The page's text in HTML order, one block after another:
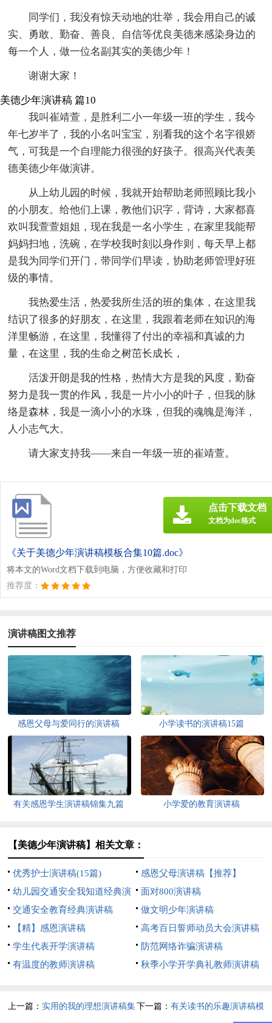
同学们，我没有惊天动地的壮举，我会用自己的诚
实、勇敢、勤奋、善良、自信等优良美德来感染身边的
每一个人，做一位名副其实的美德少年！
谢谢大家！
美德少年演讲稿 篇10
我叫崔靖萱，是胜利二小一年级一班的学生，我今
年七岁半了，我的小名叫宝宝，别看我的这个名字很娇
气，可我是一个自理能力很强的好孩子。很高兴代表美
德美德少年做演讲。
从上幼儿园的时候，我就开始帮助老师照顾比我小
的小朋友。给他们上课，教他们识字，背诗，大家都喜
欢叫我萱萱姐姐，现在我是一名小学生，在家里我能帮
妈妈扫地，洗碗，在学校我时刻以身作则，每天早上都
是我为同学们开门，带同学们早读，协助老师管理好班
级的事情。
我热爱生活，热爱我所生活的班的集体，在这里我
结识了很多的好朋友，在这里，我跟着老师在知识的海
洋里畅游，在这里，我懂得了付出的幸福和真诚的力
量，在这里，我的生命之树茁长成长，
活泼开朗是我的性格，热情大方是我的风度，勤奋
努力是我一贯的作风，我是一片小小的叶子，但我的脉
络是森林，我是一滴小小的水珠，但我的魂魄是海洋，
人小志气大。
请大家支持我——来自一年级一班的崔靖萱。
《关于美德少年演讲稿模板合集10篇.doc》
将本文的Word文档下载到电脑，方便收藏和打印
推荐度：
点击下载文档
文档为doc格式
演讲稿图文推荐
感恩父母与爱同行的演讲稿 小学读书的演讲稿15篇
有关感恩学生演讲稿锦集九篇 小学爱的教育演讲稿
【美德少年演讲稿】相关文章：
优秀护士演讲稿(15篇)
感恩父母演讲稿【推荐】
幼儿园交通安全我知道经典演
讲稿
面对800演讲稿
交通安全教育经典演讲稿
做文明少年演讲稿
【精】感恩演讲稿
高考百日誓师动员大会演讲稿
10篇
学生代表开学演讲稿
防范网络诈骗演讲稿
有温度的教师演讲稿
秋季小学开学典礼教师演讲稿
上一篇： 实用的我的理想演讲稿集下一篇： 有关读书的乐趣演讲稿模